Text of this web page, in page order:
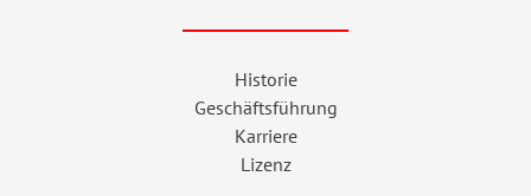
Historie
Geschäftsführung
Karriere
Lizenz